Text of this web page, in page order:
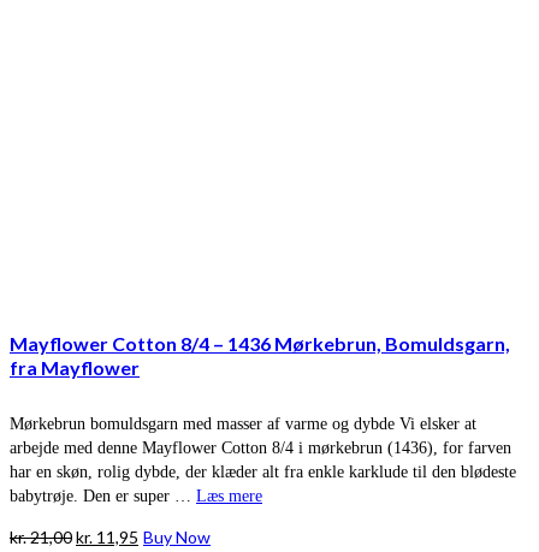
Mayflower Cotton 8/4 – 1436 Mørkebrun, Bomuldsgarn,
fra Mayflower
Mørkebrun bomuldsgarn med masser af varme og dybde Vi elsker at
arbejde med denne Mayflower Cotton 8/4 i mørkebrun (1436), for farven
har en skøn, rolig dybde, der klæder alt fra enkle karklude til den blødeste
babytrøje. Den er super … Læs mere
kr.21,00Den
kr. 11,95 Den
Buy Now